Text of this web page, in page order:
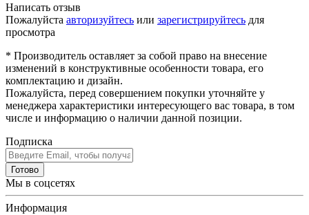
Написать отзыв
Пожалуйста авторизуйтесь или зарегистрируйтесь для
просмотра
* Производитель оставляет за собой право на внесение
изменений в конструктивные особенности товара, его
комплектацию и дизайн.
Пожалуйста, перед совершением покупки уточняйте у
менеджера характеристики интересующего вас товара, в том
числе и информацию о наличии данной позиции.
Подписка
Готово
Мы в соцсетях
Информация